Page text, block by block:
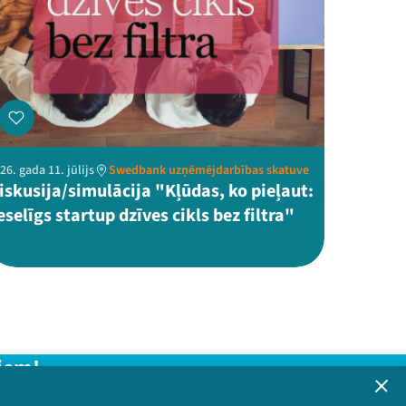
gada 11. jūlijs Swedbank uzņēmējdarbības skatuve
simulācija "Kļūdas, ko pieļaut:
startup dzīves cikls bez filtra"